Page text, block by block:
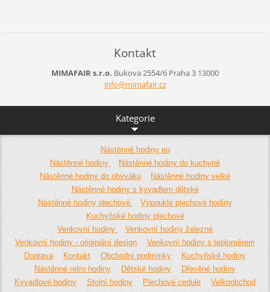
Kontakt
MIMAFAIR s.r.o. Bukova 2554/6 Praha 3 13000
info@mimafair.cz
Kategorie
Nástěnné hodiny eu
Nástěnné hodiny
Nástěnné hodiny do kuchyně
Nástěnné hodiny do obýváku
Nástěnné hodiny velké
Nástěnné hodiny s kyvadlem dětské
Nástěnné hodiny plechové
Vypouklé plechové hodiny
Kuchyňské hodiny plechové
Venkovní hodiny
Venkovní hodiny železné
Venkovní hodiny - originální design
Venkovní hodiny s teploměrem
Doprava
Kontakt Obchodní podmínky
Kuchyňské hodiny
Nástěnné retro hodiny
Dětské hodiny
Dřevěné hodiny
Kyvadlové hodiny
Stolní hodiny Plechové cedule Velkoobchod